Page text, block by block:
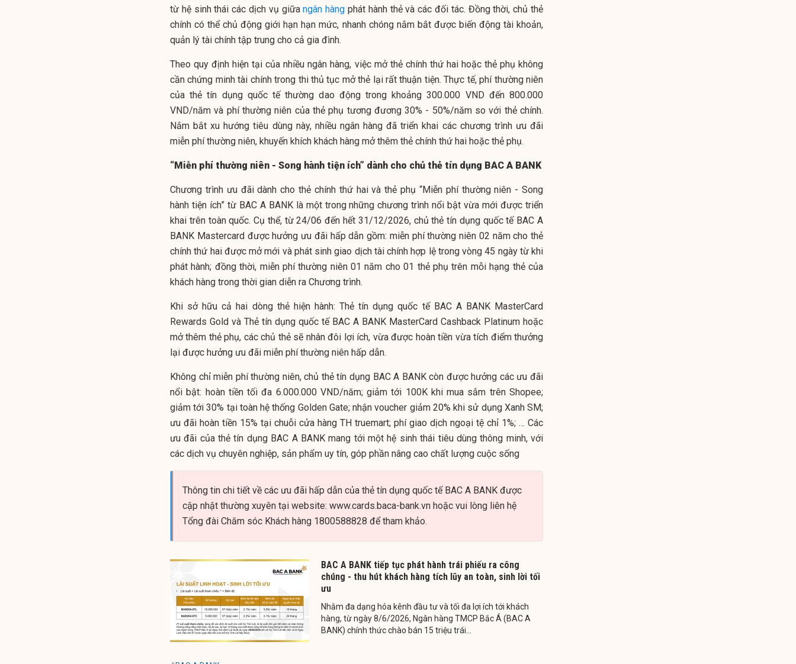
từ hệ sinh thái các dịch vụ giữangân hàng phát hành thẻ và các đối tác. Đồng thời, chủ thẻ
chính có thể chủ động giới hạn hạn mức, nhanh chóng nắm bắt được biến động tài khoản,
quản lý tài chính tập trung cho cả gia đình.
Theo quy định hiện tại của nhiều ngân hàng, việc mở thẻ chính thứ hai hoặc thẻ phụ không
cần chứng minh tài chính trong thi thủ tục mở thẻ lại rất thuận tiện. Thực tế, phí thường niên
của thẻ tín dụng quốc tế thường dao động trong khoảng 300.000 VND đến 800.000
VND/năm và phí thường niên của thẻ phụ tương đương 30% - 50%/năm so với thẻ chính.
Nắm bắt xu hướng tiêu dùng này, nhiều ngân hàng đã triển khai các chương trình ưu đãi
miễn phí thường niên, khuyến khích khách hàng mở thêm thẻ chính thứ hai hoặc thẻ phụ.
“Miễn phí thường niên - Song hành tiện ích” dành cho chủ thẻ tín dụng BAC A BANK
Chương trình ưu đãi dành cho thẻ chính thứ hai và thẻ phụ “Miễn phí thường niên - Song
hành tiện ích” từ BAC A BANK là một trong những chương trình nổi bật vừa mới được triển
khai trên toàn quốc. Cụ thể, từ 24/06 đến hết 31/12/2026, chủ thẻ tín dụng quốc tế BAC A
BANK Mastercard được hưởng ưu đãi hấp dẫn gồm: miễn phí thường niên 02 năm cho thẻ
chính thứ hai được mở mới và phát sinh giao dịch tài chính hợp lệ trong vòng 45 ngày từ khi
phát hành; đồng thời, miễn phí thường niên 01 năm cho 01 thẻ phụ trên mỗi hạng thẻ của
khách hàng trong thời gian diễn ra Chương trình.
Khi sở hữu cả hai dòng thẻ hiện hành: Thẻ tín dụng quốc tế BAC A BANK MasterCard
Rewards Gold và Thẻ tín dụng quốc tế BAC A BANK MasterCard Cashback Platinum hoặc
mở thêm thẻ phụ, các chủ thẻ sẽ nhân đôi lợi ích, vừa được hoàn tiền vừa tích điểm thưởng
lại được hưởng ưu đãi miễn phí thường niên hấp dẫn.
Không chỉ miễn phí thường niên, chủ thẻ tín dụng BAC A BANK còn được hưởng các ưu đãi
nổi bật: hoàn tiền tối đa 6.000.000 VND/năm; giảm tới 100K khi mua sắm trên Shopee;
giảm tới 30% tại toàn hệ thống Golden Gate; nhận voucher giảm 20% khi sử dụng Xanh SM;
ưu đãi hoàn tiền 15% tại chuỗi cửa hàng TH truemart; phí giao dịch ngoại tệ chỉ 1%; … Các
ưu đãi của thẻ tín dụng BAC A BANK mang tới một hệ sinh thái tiêu dùng thông minh, với
các dịch vụ chuyên nghiệp, sản phẩm uy tín, góp phần nâng cao chất lượng cuộc sống
Thông tin chi tiết về các ưu đãi hấp dẫn của thẻ tín dụng quốc tế BAC A BANK được
cập nhật thường xuyên tại website: www.cards.baca-bank.vn hoặc vui lòng liên hệ
Tổng đài Chăm sóc Khách hàng 1800588828 để tham khảo.
BAC A BANK tiếp tục phát hành trái phiếu ra công
chúng - thu hút khách hàng tích lũy an toàn, sinh lời tối
ưu
Nhằm đa dạng hóa kênh đầu tư và tối đa lợi ích tới khách
hàng, từ ngày 8/6/2026, Ngân hàng TMCP Bắc Á (BAC A
BANK) chính thức chào bán 15 triệu trái...